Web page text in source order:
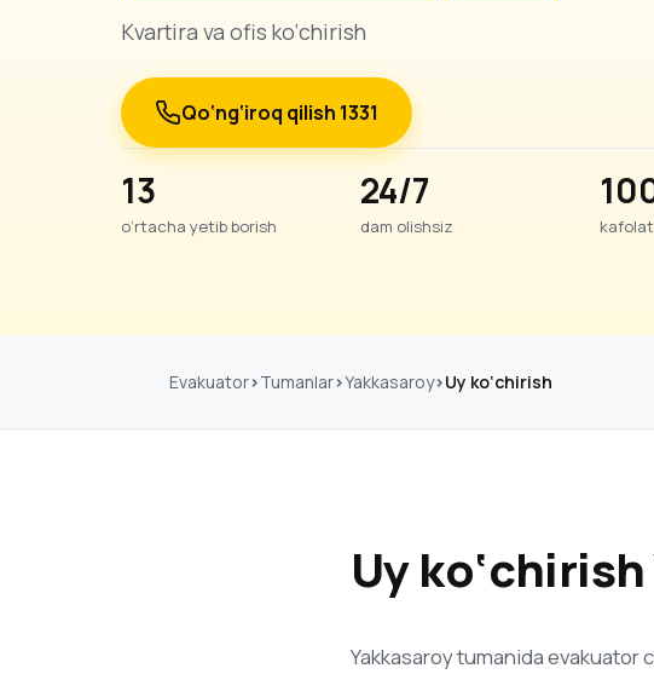
Kvartira va ofis ko‘chirish
Qo‘ng‘iroq qilish 1331
13
o‘rtacha yetib borish
24/7
dam olishsiz kafolat
Evakuator Tumanlar Yakkasaroy Uy ko‘chirish
Uy
Yakkasaroy tumanida evakuator